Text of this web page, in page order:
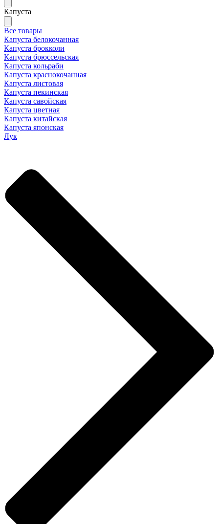
Капуста
Все товары
Капуста белокочанная
Капуста брокколи
Капуста брюссельская
Капуста кольраби
Капуста краснокочанная
Капуста листовая
Капуста пекинская
Капуста савойская
Капуста цветная
Капуста китайская
Капуста японская
Лук